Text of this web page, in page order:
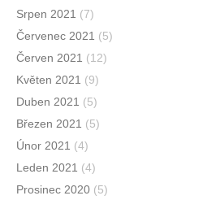
Srpen 2021 (7)
Červenec 2021 (5)
Červen 2021 (12)
Květen 2021 (9)
Duben 2021 (5)
Březen 2021 (5)
Únor 2021 (4)
Leden 2021 (4)
Prosinec 2020 (5)